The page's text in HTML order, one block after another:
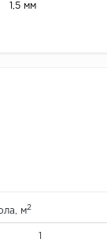
1,5 мм
м2